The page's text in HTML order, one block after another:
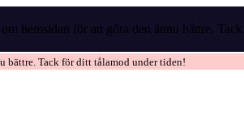
hemsidan för att göra den ännu bättre.
bättre. Tack för ditt tålamod under tiden!